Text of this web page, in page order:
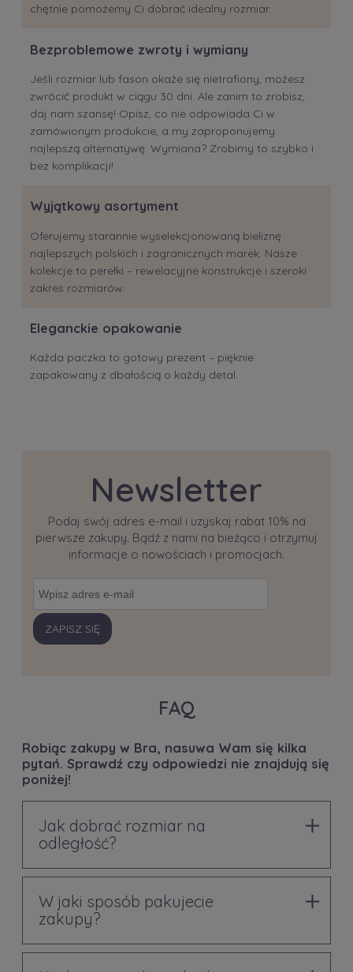
chętnie pomożemy Ci dobrać idealny rozmiar.
Bezproblemowe zwroty i wymiany
Jeśli rozmiar lub fason okaże się nietrafiony, możesz
zwrócić produkt w ciągu 30 dni. Ale zanim to zrobisz,
daj nam szansę! Opisz, co nie odpowiada Ci w
zamówionym produkcie, a my zaproponujemy
najlepszą alternatywę. Wymiana? Zrobimy to szybko i
bez komplikacji!
Wyjątkowy asortyment
Oferujemy starannie wyselekcjonowaną bieliznę
najlepszych polskich i zagranicznych marek. Nasze
kolekcje to perełki – rewelacyjne konstrukcje i szeroki
zakres rozmiarów.
Eleganckie opakowanie
Każda paczka to gotowy prezent – pięknie
zapakowany z dbałością o każdy detal.
Newsletter
Podaj swój adres e-mail i uzyskaj rabat 10% na
pierwsze zakupy. Bądź z nami na bieżąco i otrzymuj
informacje o nowościach i promocjach.
ZAPISZ SIĘ
FAQ
Robiąc zakupy w Bra, nasuwa Wam się kilka
pytań. Sprawdź czy odpowiedzi nie znajdują się
poniżej!
Jak dobrać rozmiar na
odległość?
W jaki sposób pakujecie
zakupy?